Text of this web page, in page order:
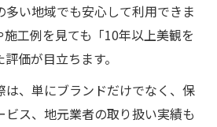
多い地域でも安心して利用できま
工例を見ても「10年以上美観を
価が目立ちます。
は、単にブランドだけでなく、保
ビス、地元業者の取り扱い実績も